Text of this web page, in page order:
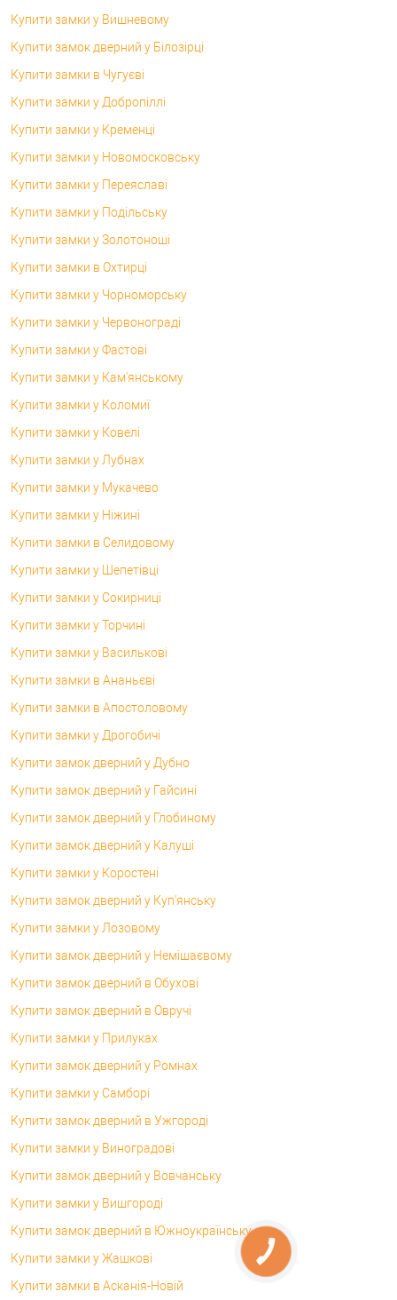
Купити замки у Вишневому
Купити замок дверний у Білозірці
Купити замки в Чугуєві
Купити замки у Добропіллі
Купити замки у Кременці
Купити замки у Новомосковську
Купити замки у Переяславі
Купити замки у Подільську
Купити замки у Золотоноші
Купити замки в Охтирці
Купити замки у Чорноморську
Купити замки у Червонограді
Купити замки у Фастові
Купити замки у Кам'янському
Купити замки у Коломиї
Купити замки у Ковелі
Купити замки у Лубнах
Купити замки у Мукачево
Купити замки у Ніжині
Купити замки в Селидовому
Купити замки у Шепетівці
Купити замки у Сокирниці
Купити замки у Торчині
Купити замки у Василькові
Купити замки в Ананьєві
Купити замки в Апостоловому
Купити замки у Дрогобичі
Купити замок дверний у Дубно
Купити замок дверний у Гайсині
Купити замок дверний у Глобиному
Купити замок дверний у Калуші
Купити замки у Коростені
Купити замок дверний у Куп'янську
Купити замки у Лозовому
Купити замок дверний у Немішаєвому
Купити замок дверний в Обухові
Купити замок дверний в Овручі
Купити замки у Прилуках
Купити замок дверний у Ромнах
Купити замки у Самборі
Купити замок дверний в Ужгороді
Купити замки у Виноградові
Купити замок дверний у Вовчанську
Купити замки у Вишгороді
Купити замок дверний в Южноукраїнську
Купити замки у Жашкові
Купити замки в Асканія-Новій